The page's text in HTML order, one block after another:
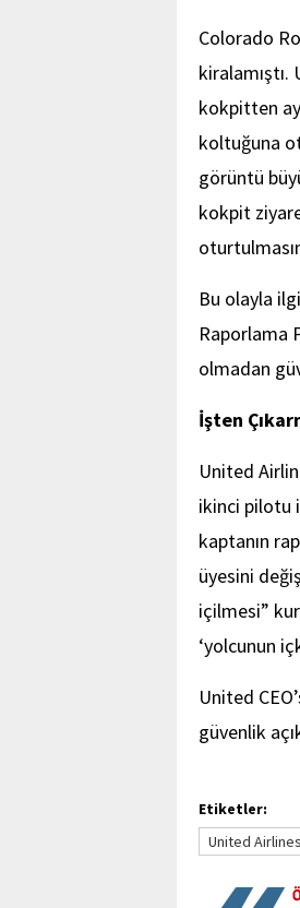
Colorado
kokpitten
koltuğuna
görüntü
kokpit
Bu olayla
Raporlama
olmadan
İşten
United
ikinci pilotu
kaptanın
üyesini
içilmesi”
‘yolcunun
United
güvenlik
Etiketler:
United Airlines